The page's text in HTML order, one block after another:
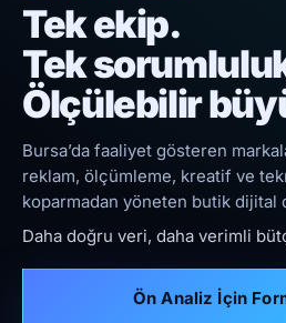
Tek ekip.
Tek
Ölçülebilir
Bursa’da faaliyet gösteren
reklam, ölçümleme, kreatif ve
koparmadan yöneten butik dijital
Daha doğru veri, daha verimli
Ön Analiz İçin